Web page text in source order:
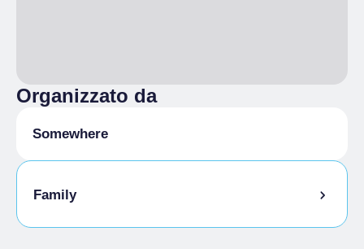
Organizzato da
Somewhere
Family